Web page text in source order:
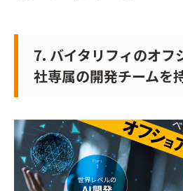
7. バイタリフィのオフ
社専属の開発チームを